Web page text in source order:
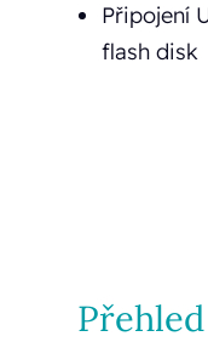
Připojení
flash disk